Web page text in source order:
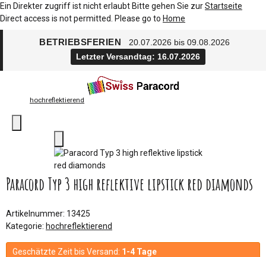
Ein Direkter zugriff ist nicht erlaubt Bitte gehen Sie zurStartseite
Direct access is not permitted. Please go to Home
BETRIEBSFERIEN
20.07.2026 bis 09.08.2026
Letzter Versandtag: 16.07.2026
hochreflektierend
Paracord Typ 3 high reflektive lipstick red diamonds
Artikelnummer: 13425
Kategorie: hochreflektierend
Geschätzte Zeit bis Versand: 1-4 Tage